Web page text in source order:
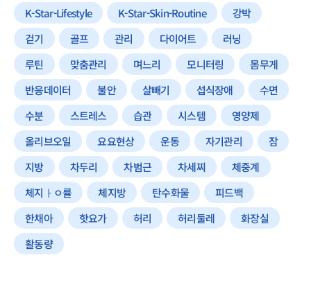
K-Star-Lifestyle K-Star-Skin-Routine
강박
걷기
골프 관리 다이어트
러닝
루틴
맞춤관리 며느리 모니터링
몸무게
반응데이터
불안 살빼기 섭식장애
수면
수분
스트레스 습관 시스템
영양제
올리브오일
요요현상 운동 자기관리
잠
지방
차두리 차범근 차세찌
체중계
체지ㅏㅇ률
체지방 탄수화물
피드백
한채아
핫요가 허리 허리둘레
화장실
활동량